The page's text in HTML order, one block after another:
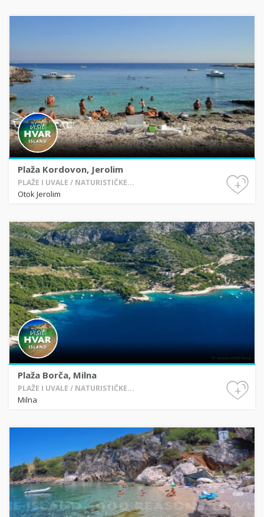
Plaža Kordovon, Jerolim
PLAŽE I UVALE / NATURISTIČKE...
Otok Jerolim
+
Plaža Borča, Milna
PLAŽE I UVALE / NATURISTIČKE...
Milna
+